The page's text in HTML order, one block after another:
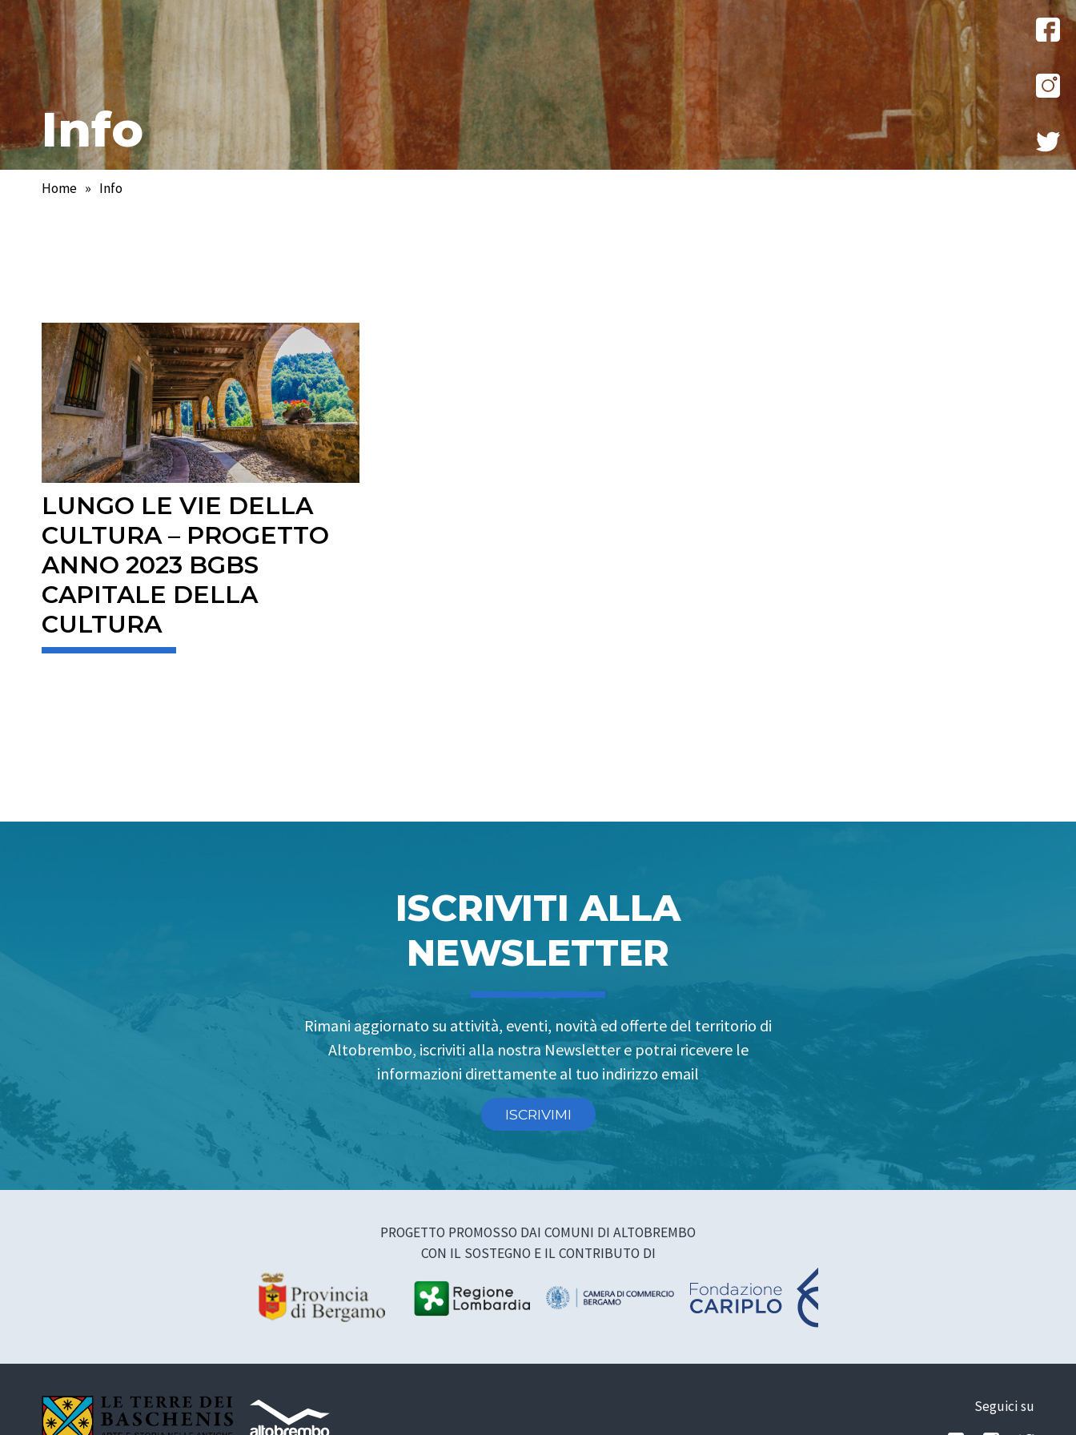
Info
Home » Info
LUNGO LE VIE DELLA
CULTURA – PROGETTO
ANNO 2023 BGBS
CAPITALE DELLA
CULTURA
ISCRIVITI ALLA
NEWSLETTER
Rimani aggiornato su attività, eventi, novità ed offerte del territorio di
Altobrembo, iscriviti alla nostra Newsletter e potrai ricevere le
informazioni direttamente al tuo indirizzo email
ISCRIVIMI
PROGETTO PROMOSSO DAI COMUNI DI ALTOBREMBO
CON IL SOSTEGNO E IL CONTRIBUTO DI
Seguici su